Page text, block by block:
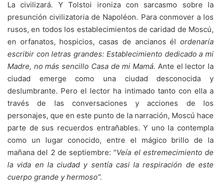
La civilizará. Y Tolstoi ironiza con sarcasmo sobre la
presunción civilizatoria de Napoléon. Para conmover a los
rusos, en todos los establecimientos de caridad de Moscú,
en orfanatos, hospicios, casas de ancianos él ordenaría
escribir con letras grandes: Establecimiento dedicado a mi
Madre, no más sencillo Casa de mi Mamá. Ante el lector la
ciudad emerge como una ciudad desconocida y
deslumbrante. Pero el lector ha intimado tanto con ella a
través de las conversaciones y acciones de los
personajes, que en este punto de la narración, Moscú hace
parte de sus recuerdos entrañables. Y uno la contempla
como un lugar conocido, entre el mágico brillo de la
mañana del 2 de septiembre: “Veía el estremecimiento de
la vida en la ciudad y sentía casi la respiración de este
cuerpo grande y hermoso”.